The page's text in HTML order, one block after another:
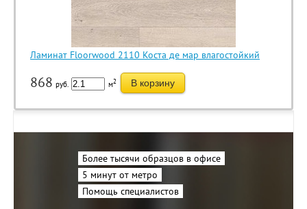
Ламинат Floorwood 2110 Коста де мар влагостойкий
868 руб. м2 В корзину
Более тысячи образцов в офисе
5 минут от метро
Помощь специалистов